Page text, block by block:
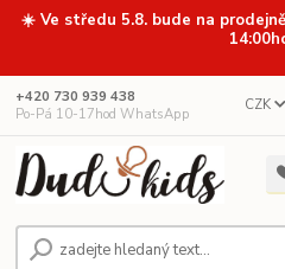
☀️ Ve středu 5.8. bude na
CZK
+420 730 939 438
Po-Pá 10-17hod WhatsApp